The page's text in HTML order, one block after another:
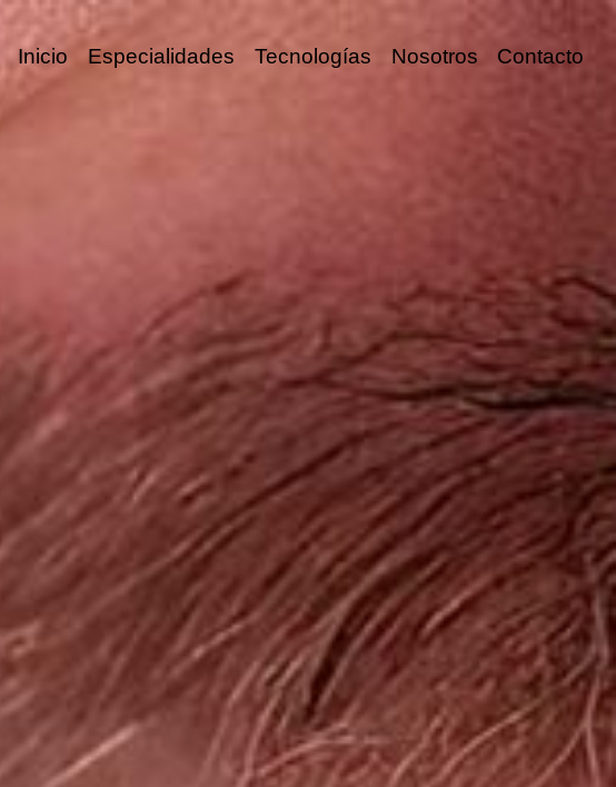
Inicio Especialidades Tecnologías Nosotros Contacto